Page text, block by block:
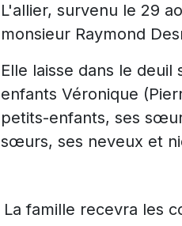
L'allier, survenu le 29
monsieur Raymond
Elle laisse dans le
enfants Véronique
petits-enfants, ses
sœurs, ses neveux et
La famille recevra les